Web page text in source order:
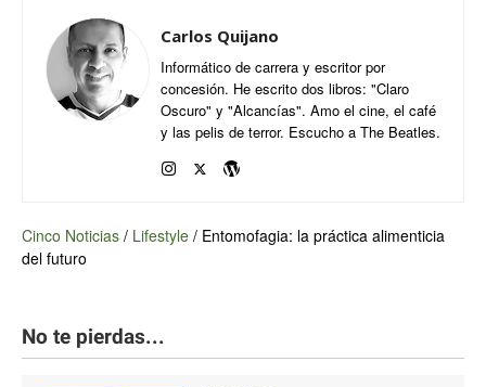
Carlos Quijano
Informático de carrera y escritor por
concesión. He escrito dos libros: "Claro
Oscuro" y "Alcancías". Amo el cine, el café
y las pelis de terror. Escucho a The Beatles.
Cinco Noticias / Lifestyle / Entomofagia: la práctica alimenticia
del futuro
No te pierdas...